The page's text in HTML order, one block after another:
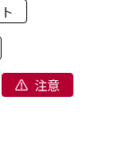
注意